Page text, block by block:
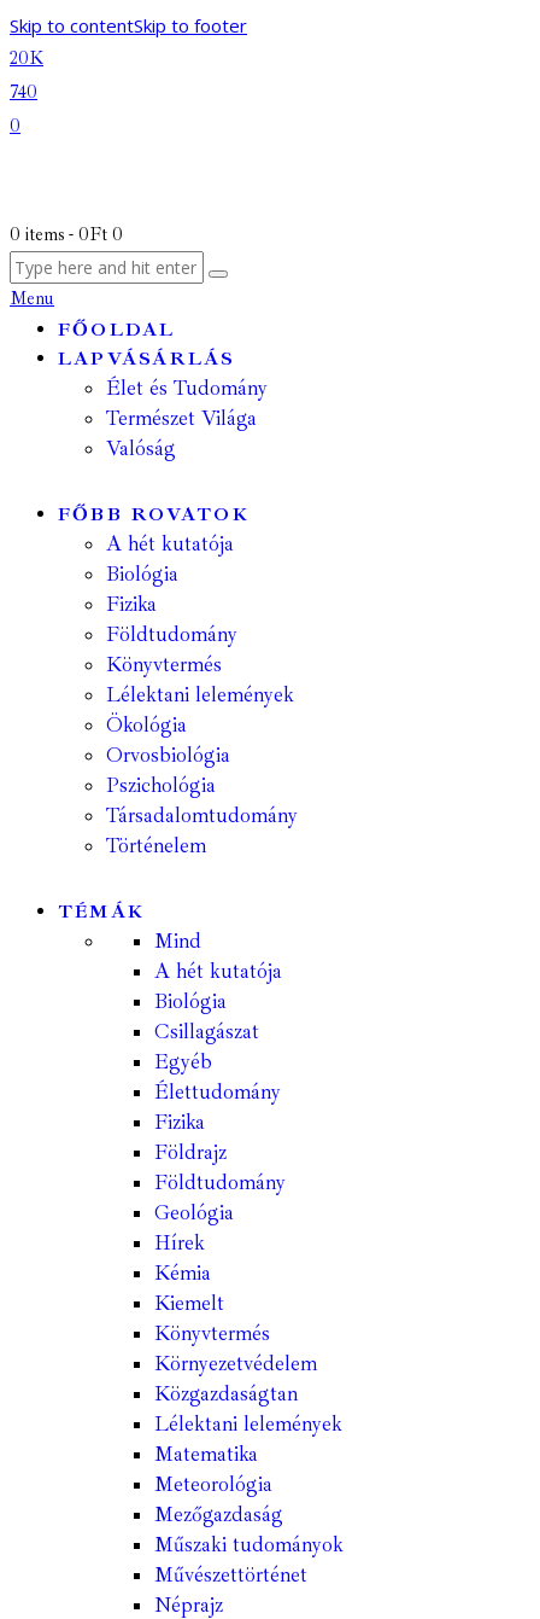
Skip to contentSkip to footer
20K
740
0
0 items - 0Ft 0
Menu
FŐOLDAL
LAPVÁSÁRLÁS
Élet és Tudomány
Természet Világa
Valóság
FŐBB ROVATOK
A hét kutatója
Biológia
Fizika
Földtudomány
Könyvtermés
Lélektani lelemények
Ökológia
Orvosbiológia
Pszichológia
Társadalomtudomány
Történelem
TÉMÁK
Mind
A hét kutatója
Biológia
Csillagászat
Egyéb
Élettudomány
Fizika
Földrajz
Földtudomány
Geológia
Hírek
Kémia
Kiemelt
Könyvtermés
Környezetvédelem
Közgazdaságtan
Lélektani lelemények
Matematika
Meteorológia
Mezőgazdaság
Műszaki tudományok
Művészettörténet
Néprajz